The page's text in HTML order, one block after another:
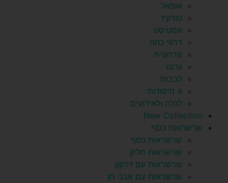
אופאל
טורקיז
אמטיסט
דרוזי כהה
פרחונית
גרנט
לבבות
4 היסודות
לכלה ולאירועים
New Collection
שרשראות כסף
שרשראות כסף
שרשראות תליון
שרשראות עם זירקון
שרשראות עם אבני חן